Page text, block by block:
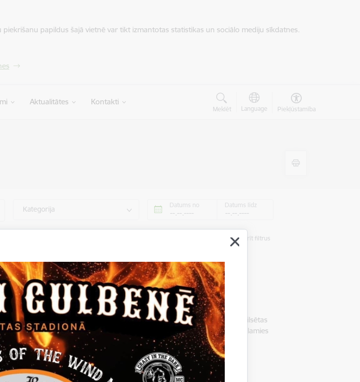
papildus šajā vietnē var tikt izmantotas statistikas un sociālo mediju sīkdatnes.
Aktualitātes Kontakti
Meklēt Language Piekļūstamība
Kategorija Datums no Datums līdz
Notīrīt filtrus
Izvirzi savu Gulbenes gada cilvēku!
13.02.2025.
Pilsētu veidojam mēs paši - gulbenieši, tādēļ 28.februārī - pirms pilsētas
dzimšanas dienas koncerta - Gulbenes novada kultūras centrā vēlamies
sumināt trīs pilsētas iedzīvotājus, bez kuriem pilsēta…
Sabiedrība Gulbenei 97